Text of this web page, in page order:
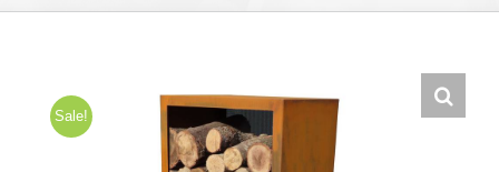
Sale!